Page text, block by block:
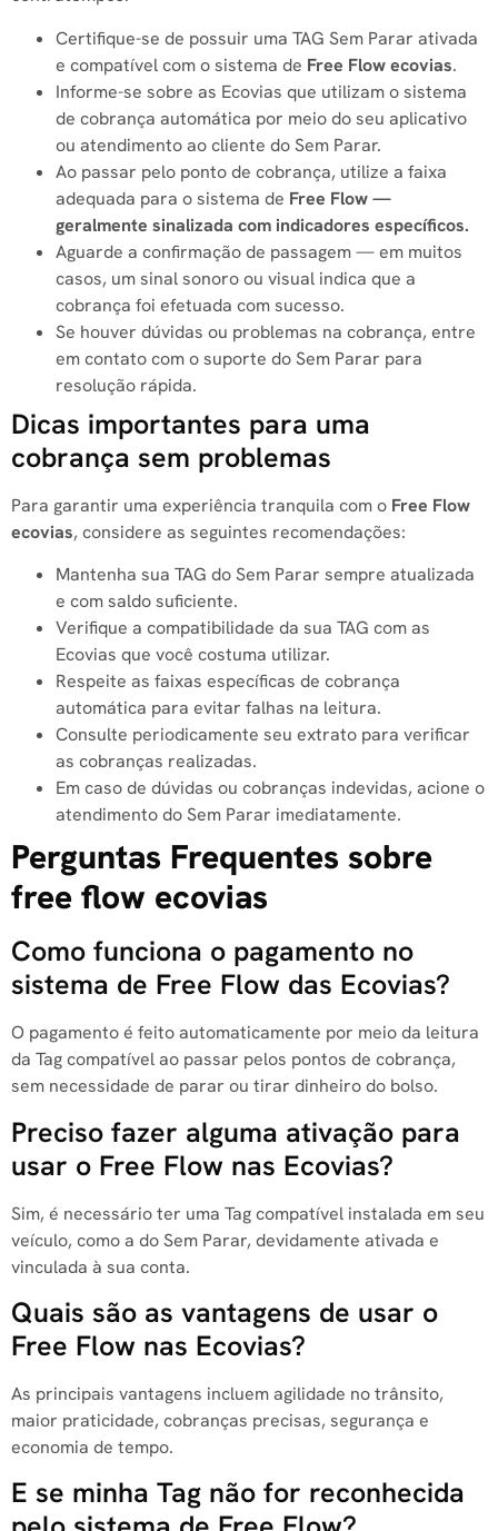
Certifique-se de possuir uma TAG Sem Parar ativada
e compatível com o sistema de Free Flow ecovias.
Informe-se sobre as Ecovias que utilizam o sistema
de cobrança automática por meio do seu aplicativo
ou atendimento ao cliente do Sem Parar.
Ao passar pelo ponto de cobrança, utilize a faixa
adequada para o sistema de Free Flow —
geralmente sinalizada com indicadores específicos.
Aguarde a confirmação de passagem — em muitos
casos, um sinal sonoro ou visual indica que a
cobrança foi efetuada com sucesso.
Se houver dúvidas ou problemas na cobrança, entre
em contato com o suporte do Sem Parar para
resolução rápida.
Dicas importantes para uma
cobrança sem problemas
Para garantir uma experiência tranquila com o Free Flow
ecovias, considere as seguintes recomendações:
Mantenha sua TAG do Sem Parar sempre atualizada
e com saldo suficiente.
Verifique a compatibilidade da sua TAG com as
Ecovias que você costuma utilizar.
Respeite as faixas específicas de cobrança
automática para evitar falhas na leitura.
Consulte periodicamente seu extrato para verificar
as cobranças realizadas.
Em caso de dúvidas ou cobranças indevidas, acione o
atendimento do Sem Parar imediatamente.
Perguntas Frequentes sobre
free flow ecovias
Como funciona o pagamento no
sistema de Free Flow das Ecovias?
O pagamento é feito automaticamente por meio da leitura
da Tag compatível ao passar pelos pontos de cobrança,
sem necessidade de parar ou tirar dinheiro do bolso.
Preciso fazer alguma ativação para
usar o Free Flow nas Ecovias?
Sim, é necessário ter uma Tag compatível instalada em seu
veículo, como a do Sem Parar, devidamente ativada e
vinculada à sua conta.
Quais são as vantagens de usar o
Free Flow nas Ecovias?
As principais vantagens incluem agilidade no trânsito,
maior praticidade, cobranças precisas, segurança e
economia de tempo.
E se minha Tag não for reconhecida